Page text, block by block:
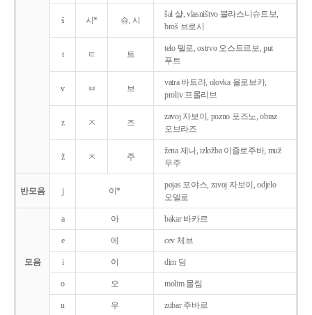
š 시* 슈, 시
šal 샬, vlasništvo 블라스니슈트보,
broš 브로시
t ㅌ 트
telo 텔로, ostrvo 오스트르보, put
푸트
v ㅂ 브
vatra 바트라, olovka 올로브카,
proliv 프롤리브
z ㅈ 즈
zavoj 자보이, pozno 포즈노, obraz
오브라즈
ž ㅈ 주
žena 제나, izložba 이즐로주바, muž
무주
반모음 j 이*
pojas 포야스, zavoj 자보이, odjelo
오델로
모음
a 아 bakar 바카르
e 에 cev 체브
i 이 dim 딤
o 오 molim 몰림
u 우 zubar 주바르